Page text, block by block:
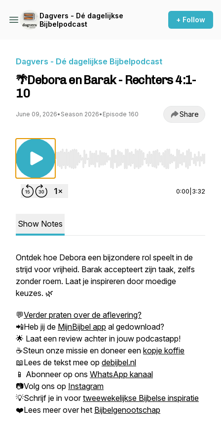
Dagvers - Dé dagelijkse
Bijbelpodcast
+ Follow
Dagvers - Dé dagelijkse Bijbelpodcast
🌴Debora en Barak - Rechters 4:1-
10
June 09, 2026• Season 2026• Episode 160 Share
Use Left/Right to seek, Home/End to jump to
0:00 3:32
Show Notes
Ontdek hoe Debora een bijzondere rol speelt in de
strijd voor vrijheid. Barak accepteert zijn taak, zelfs
zonder roem. Laat je inspireren door moedige
keuzes. 🌿
💬Verder praten over de aflevering?
📲Heb jij de MijnBijbel app al gedownload?
🌟 Laat een review achter in jouw podcastapp!
☕Steun onze missie en doneer een kopje koffie
📖Lees de tekst mee op debijbel.nl
📱 Abonneer op ons WhatsApp kanaal
📷Volg ons op Instagram
💡Schrijf je in voortweewekelijkse Bijbelse inspiratie
❤️Lees meer over het Bijbelgenootschap